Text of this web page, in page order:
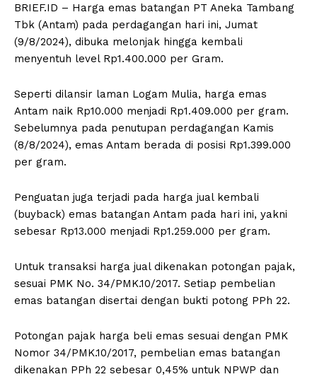
BRIEF.ID – Harga emas batangan PT Aneka Tambang
Tbk (Antam) pada perdagangan hari ini, Jumat
(9/8/2024), dibuka melonjak hingga kembali
menyentuh level Rp1.400.000 per Gram.
Seperti dilansir laman Logam Mulia, harga emas
Antam naik Rp10.000 menjadi Rp1.409.000 per gram.
Sebelumnya pada penutupan perdagangan Kamis
(8/8/2024), emas Antam berada di posisi Rp1.399.000
per gram.
Penguatan juga terjadi pada harga jual kembali
(buyback) emas batangan Antam pada hari ini, yakni
sebesar Rp13.000 menjadi Rp1.259.000 per gram.
Untuk transaksi harga jual dikenakan potongan pajak,
sesuai PMK No. 34/PMK.10/2017. Setiap pembelian
emas batangan disertai dengan bukti potong PPh 22.
Potongan pajak harga beli emas sesuai dengan PMK
Nomor 34/PMK.10/2017, pembelian emas batangan
dikenakan PPh 22 sebesar 0,45% untuk NPWP dan